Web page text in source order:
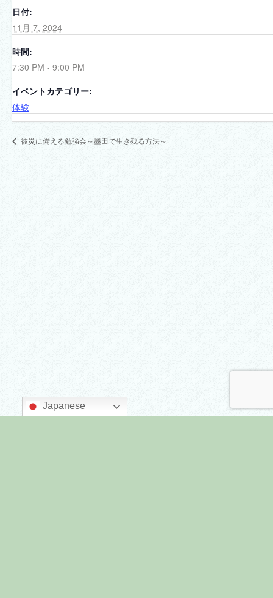
日付:
11月 7, 2024
時間:
7:30 PM - 9:00 PM
イベントカテゴリー:
体験
被災に備える勉強会～墨田で生き残る方法～
Japanese